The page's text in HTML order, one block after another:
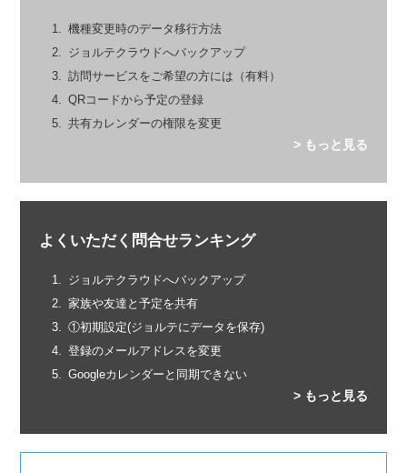
機種変更時のデータ移行方法
ジョルテクラウドへバックアップ
訪問サービスをご希望の方には（有料）
QRコードから予定の登録
共有カレンダーの権限を変更
> もっと見る
よくいただく問合せランキング
ジョルテクラウドへバックアップ
家族や友達と予定を共有
①初期設定(ジョルテにデータを保存)
登録のメールアドレスを変更
Googleカレンダーと同期できない
> もっと見る